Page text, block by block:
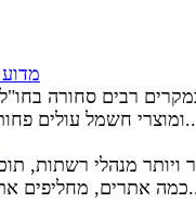
רבים סחורה
בישראל. יתכן מאוד...
כלשהו של...